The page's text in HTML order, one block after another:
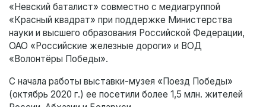
«Невский баталист» совместно с медиагруппой
«Красный квадрат» при поддержке Министерства
науки и высшего образования Российской Федерации,
ОАО «Российские железные дороги» и ВОД
«Волонтёры Победы».
С начала работы выставки-музея «Поезд Победы»
(октябрь 2020 г.) ее посетили более 1,5 млн. жителей